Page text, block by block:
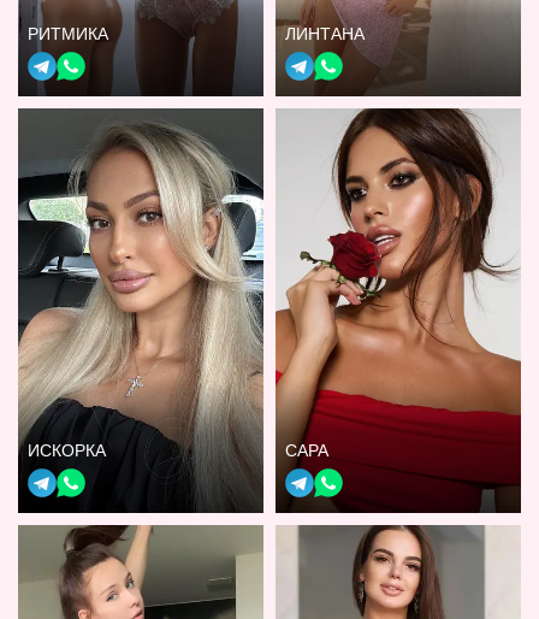
РИТМИКА ЛИНТАНА
ИСКОРКА САРА